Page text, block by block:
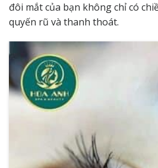
đôi mắt của bạn không chỉ có
quyến rũ và thanh thoát.